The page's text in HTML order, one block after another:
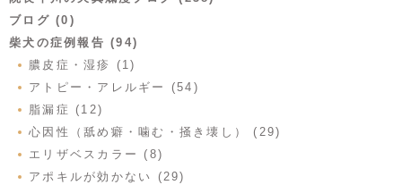
ブログ (0)
柴犬の症例報告 (94)
膿皮症・湿疹 (1)
アトピー・アレルギー (54)
脂漏症 (12)
心因性（舐め癖・噛む・掻き壊し） (29)
エリザベスカラー (8)
アポキルが効かない (29)